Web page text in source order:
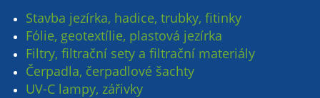
Stavba jezírka, hadice, trubky, fitinky
Fólie, geotextílie, plastová jezírka
Filtry, filtrační sety a filtrační materiály
Čerpadla, čerpadlové šachty
UV-C lampy, zářivky